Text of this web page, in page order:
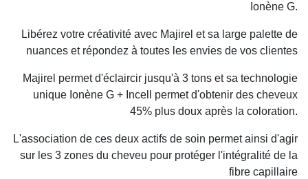
Ionène G.
Libérez votre créativité avec Majirel et sa large palette de
nuances et répondez à toutes les envies de vos clientes
Majirel permet d'éclaircir jusqu'à 3 tons et sa technologie
unique Ionène G + Incell permet d'obtenir des cheveux
45% plus doux après la coloration.
L'association de ces deux actifs de soin permet ainsi d'agir
sur les 3 zones du cheveu pour protéger l'intégralité de la
fibre capillaire